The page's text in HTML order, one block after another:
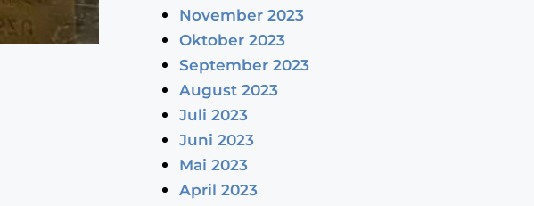
November 2023
Oktober 2023
September 2023
August 2023
Juli 2023
Juni 2023
Mai 2023
April 2023